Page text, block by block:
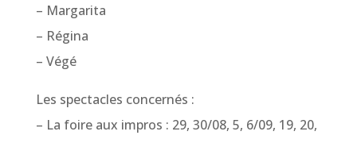
– Margarita
– Régina
– Végé
Les spectacles concernés :
– La foire aux impros : 29, 30/08, 5, 6/09, 19, 20,